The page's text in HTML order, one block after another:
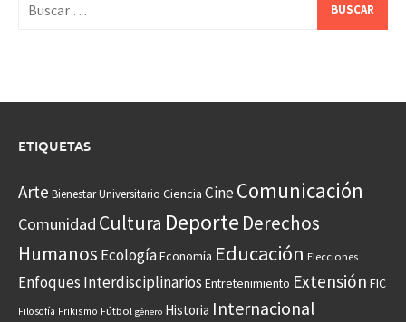
ETIQUETAS
Arte Bienestar Universitario Ciencia CineComunicación
Comunidad Cultura Deporte Derechos
Humanos EcologíaEconomía Educación Elecciones
Enfoques Interdisciplinarios Entretenimiento Extensión FIC
Filosofía Frikismo Fútbol género Historia Internacional